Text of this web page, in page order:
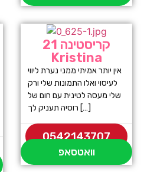
קריסטינה 21
Kristina
אין יותר אמיתי ממני נערת ליווי
לעיסוי ואלו התמונות שלי ורק
שלי מעסה לטינית עם חום של
רוסיה תעניק לך […]
0542143707
וואטסאפ